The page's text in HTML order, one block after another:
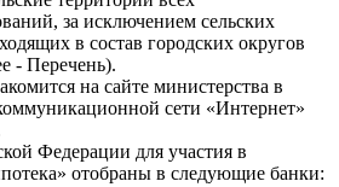
за исключением сельских
в состав городских округов
- Перечень).
на сайте министерства в
сети «Интернет»
Федерации для участия в
отобраны в следующие банки: